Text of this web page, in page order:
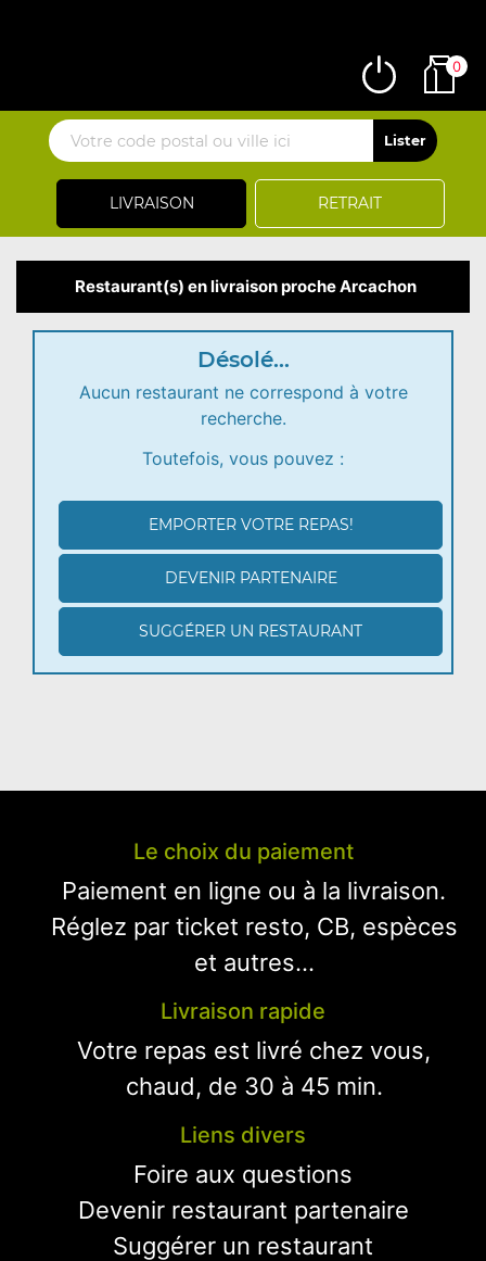
LIVRAISON RETRAIT
0
Restaurant(s) en livraison proche Arcachon
Désolé...
Aucun restaurant ne correspond à votre
recherche.
Toutefois, vous pouvez :
EMPORTER VOTRE REPAS!
DEVENIR PARTENAIRE
SUGGÉRER UN RESTAURANT
Le choix du paiement
Paiement en ligne ou à la livraison.
Réglez par ticket resto, CB, espèces
et autres...
Livraison rapide
Votre repas est livré chez vous,
chaud, de 30 à 45 min.
Liens divers
Foire aux questions
Devenir restaurant partenaire
Suggérer un restaurant